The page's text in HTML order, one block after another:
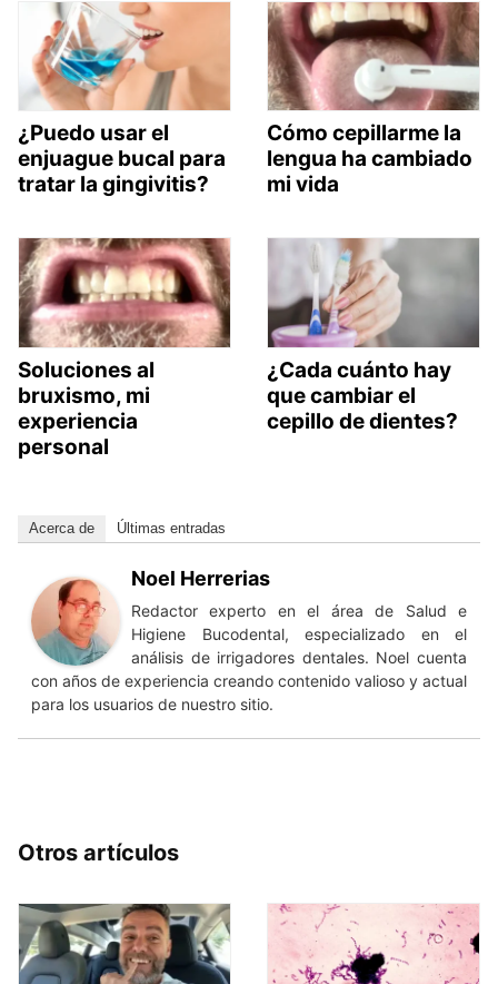
¿Puedo usar el
enjuague bucal para
tratar la gingivitis?
Cómo cepillarme la
lengua ha cambiado
mi vida
Soluciones al
bruxismo, mi
experiencia
personal
¿Cada cuánto hay
que cambiar el
cepillo de dientes?
Acerca de Últimas entradas
Noel Herrerias
Redactor experto en el área de Salud e
Higiene Bucodental, especializado en el
análisis de irrigadores dentales. Noel cuenta
con años de experiencia creando contenido valioso y actual
para los usuarios de nuestro sitio.
Otros artículos